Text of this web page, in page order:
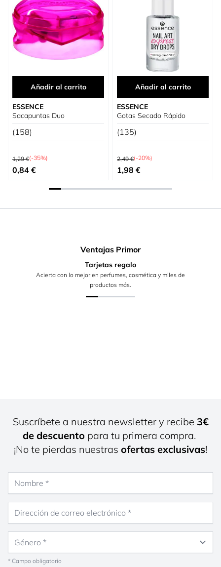
Añadir al carrito
ESSENCE
Sacapuntas Duo
(158)
Precio habitual
1,29 €(-35%)
Precio especial
0,84 €
Añadir al carrito
ESSENCE
Gotas Secado Rápido
(135)
Precio habitual
2,49 €(-20%)
Precio especial
1,98 €
Ventajas Primor
Tarjetas regalo
Acierta con lo mejor en perfumes, cosmética y miles de
productos más.
Suscríbete a nuestra newsletter y recibe 3€
de descuento para tu primera compra.
¡No te pierdas nuestras ofertas exclusivas!
* Campo obligatorio